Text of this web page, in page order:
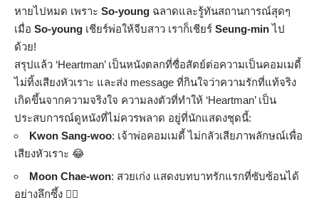
หายไปหมด เพราะ So-young ฉลาดและรู้ทันสถานการณ์สุดๆ
เมื่อ So-young เชียร์พ่อให้จีบสาว เราก็เชียร์ Seung-minไป
ด้วย!
สรุปแล้ว ‘Heartman’ เป็นหนังตลกที่ซื่อสัตย์ต่อความเป็นคอมเมดี้
ไม่ทิ้งเสียงหัวเราะ และส่ง message ที่กินใจว่าความรักที่แท้จริง
เกิดขึ้นจากความจริงใจ ความลงตัวที่ทำให้ ‘Heartman’ เป็น
ประสบการณ์ดูหนังที่ไม่ควรพลาด อยู่ที่นักแสดงชุดนี้:
Kwon Sang-woo: เจ้าพ่อคอมเมดี้ ไม่กลัวเสียภาพลักษณ์เพื่อ
เสียงหัวเราะ 😂
Moon Chae-won: สวยเก่ง แสดงบทบาทรักแรกที่ซับซ้อนได้
อย่างลึกซึ้ง ❤️‍🔥